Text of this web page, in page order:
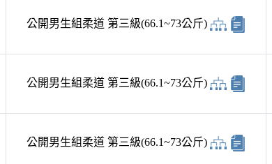
公開男生組柔道 第三級(66.1~73公斤)
公開男生組柔道 第三級(66.1~73公斤)
公開男生組柔道 第三級(66.1~73公斤)